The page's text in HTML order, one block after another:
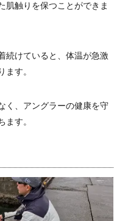
肌触りを保つことができま
続けていると、体温が急激
ます。
く、アングラーの健康を守
ます。